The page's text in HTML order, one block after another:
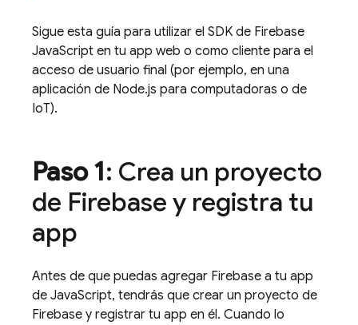
Sigue esta guía para utilizar el SDK de Firebase
JavaScript en tu app web o como cliente para el
acceso de usuario final (por ejemplo, en una
aplicación de Node.js para computadoras o de
IoT).
Paso 1: Crea un proyecto
de Firebase y registra tu
app
Antes de que puedas agregar Firebase a tu app
de JavaScript, tendrás que crear un proyecto de
Firebase y registrar tu app en él. Cuando lo